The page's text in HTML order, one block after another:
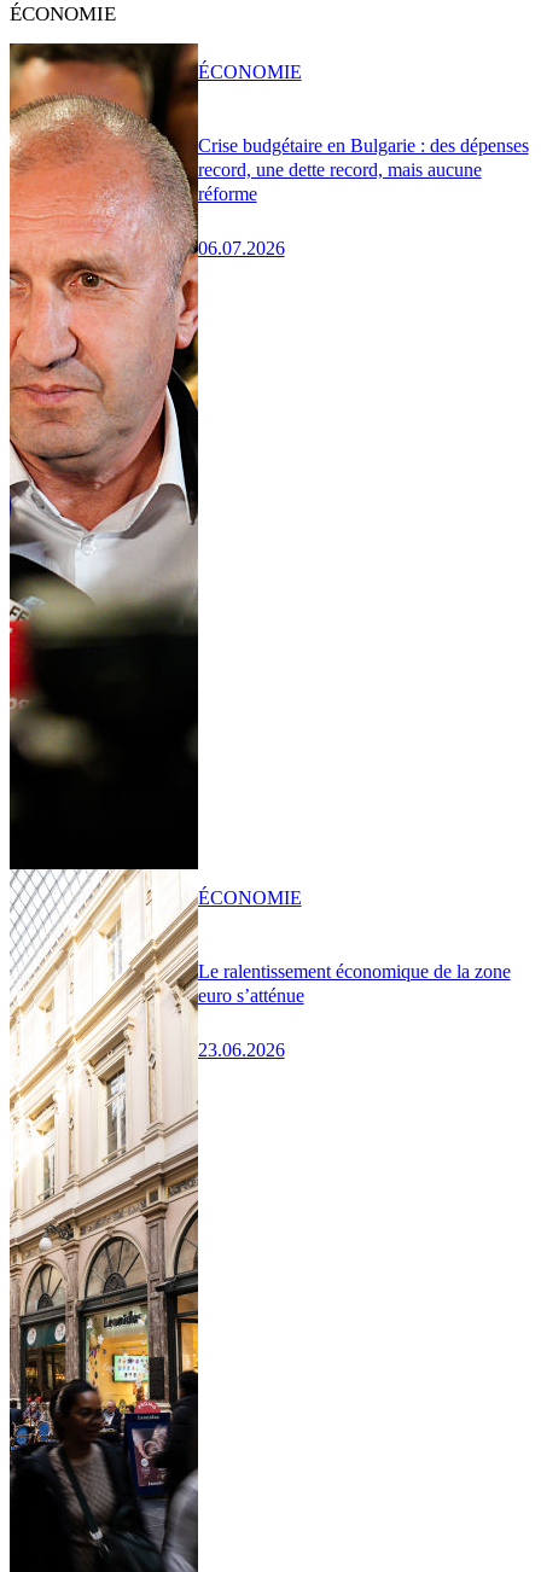
ÉCONOMIE
Crise budgétaire en Bulgarie : des dépenses
record, une dette record, mais aucune
réforme
06.07.2026
ÉCONOMIE
Le ralentissement économique de la zone
euro s’atténue
23.06.2026
ÉCONOMIE